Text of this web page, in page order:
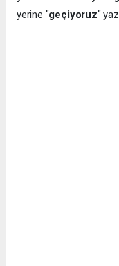
yerine "geçiyoruz"